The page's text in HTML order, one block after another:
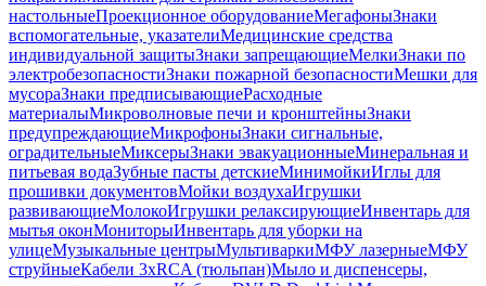
настольныеПроекционное оборудованиеМегафоныЗнаки
вспомогательные, указателиМедицинские средства
индивидуальной защитыЗнаки запрещающиеМелкиЗнаки по
электробезопасностиЗнаки пожарной безопасностиМешки для
мусораЗнаки предписывающиеРасходные
материалыМикроволновые печи и кронштейныЗнаки
предупреждающиеМикрофоныЗнаки сигнальные,
оградительныеМиксерыЗнаки эвакуационныеМинеральная и
питьевая водаЗубные пасты детскиеМинимойкиИглы для
прошивки документовМойки воздухаИгрушки
развивающиеМолокоИгрушки релаксирующиеИнвентарь для
мытья оконМониторыИнвентарь для уборки на
улицеМузыкальные центрыМультиваркиМФУ лазерныеМФУ
струйныеКабели 3xRCA (тюльпан)Мыло и диспенсеры,